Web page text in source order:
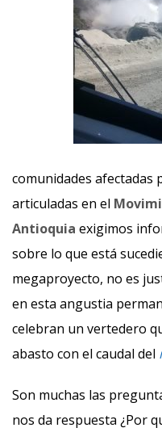
comunidades
articuladas en el
Antioquia exigimos
sobre lo que está
megaproyecto, no es
en esta angustia
celebran un vertedero
abasto con el caudal del
Son muchas las
nos da respuesta ¿Por